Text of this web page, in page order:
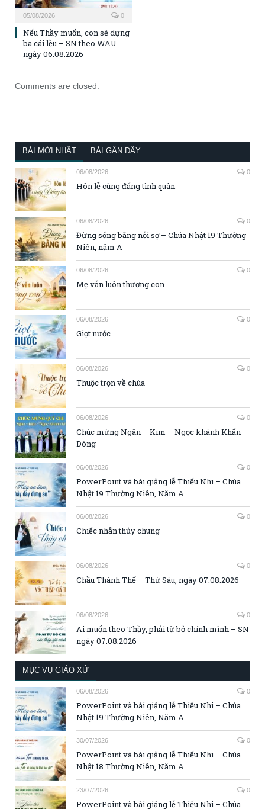
05/08/2026 0
Nếu Thầy muốn, con sẽ dựng
ba cái lều – SN theo WAU
ngày 06.08.2026
Comments are closed.
BÀI MỚI NHẤT BÀI GẦN ĐÂY
06/08/2026 0
Hôn lễ cùng đấng tình quân
06/08/2026 0
Đừng sống bằng nỗi sợ – Chúa Nhật 19 Thường
Niên, năm A
06/08/2026 0
Mẹ vẫn luôn thương con
06/08/2026 0
Giọt nước
06/08/2026 0
Thuộc trọn về chúa
06/08/2026 0
Chúc mừng Ngân – Kim – Ngọc khánh Khấn
Dòng
06/08/2026 0
PowerPoint và bài giảng lễ Thiếu Nhi – Chúa
Nhật 19 Thường Niên, Năm A
06/08/2026 0
Chiếc nhẫn thủy chung
06/08/2026 0
Chầu Thánh Thể – Thứ Sáu, ngày 07.08.2026
06/08/2026 0
Ai muốn theo Thầy, phải từ bỏ chính mình – SN
ngày 07.08.2026
MỤC VỤ GIÁO XỨ
06/08/2026 0
PowerPoint và bài giảng lễ Thiếu Nhi – Chúa
Nhật 19 Thường Niên, Năm A
30/07/2026 0
PowerPoint và bài giảng lễ Thiếu Nhi – Chúa
Nhật 18 Thường Niên, Năm A
23/07/2026 0
PowerPoint và bài giảng lễ Thiếu Nhi – Chúa